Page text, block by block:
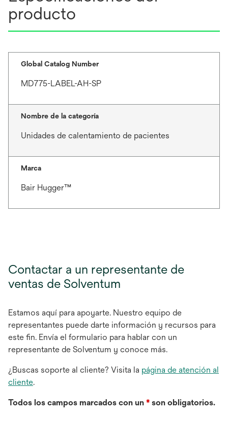
producto
Global Catalog Number
MD775-LABEL-AH-SP
Nombre de la categoría
Unidades de calentamiento de pacientes
Marca
Bair Hugger™
Contactar a un representante de
ventas de Solventum
Estamos aquí para apoyarte. Nuestro equipo de
representantes puede darte información y recursos para
este fin. Envía el formulario para hablar con un
representante de Solventum y conoce más.
¿Buscas soporte al cliente? Visita la página de atención al
cliente.
Todos los campos marcados con un * son obligatorios.